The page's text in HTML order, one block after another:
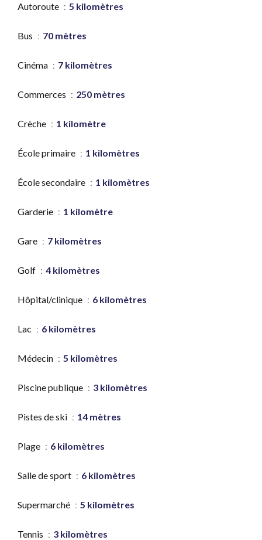
Autoroute 5 kilomètres
Bus 70 mètres
Cinéma 7 kilomètres
Commerces 250 mètres
Crèche 1 kilomètre
École primaire 1 kilomètres
École secondaire 1 kilomètres
Garderie 1 kilomètre
Gare 7 kilomètres
Golf 4 kilomètres
Hôpital/clinique 6 kilomètres
Lac 6 kilomètres
Médecin 5 kilomètres
Piscine publique 3 kilomètres
Pistes de ski 14 mètres
Plage 6 kilomètres
Salle de sport 6 kilomètres
Supermarché 5 kilomètres
Tennis 3 kilomètres